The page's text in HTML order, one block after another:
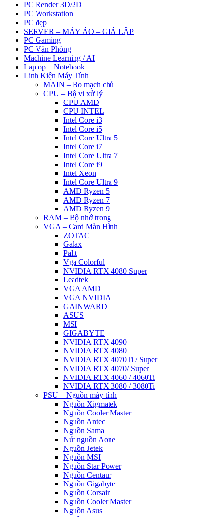
PC Render 3D/2D
PC Workstation
PC đẹp
SERVER – MÁY ẢO – GIẢ LẬP
PC Gaming
PC Văn Phòng
Machine Learning / AI
Laptop – Notebook
Linh Kiện Máy Tính
MAIN – Bo mạch chủ
CPU – Bộ vi xử lý
CPU AMD
CPU INTEL
Intel Core i3
Intel Core i5
Intel Core Ultra 5
Intel Core i7
Intel Core Ultra 7
Intel Core i9
Intel Xeon
Intel Core Ultra 9
AMD Ryzen 5
AMD Ryzen 7
AMD Ryzen 9
RAM – Bộ nhớ trong
VGA – Card Màn Hình
ZOTAC
Galax
Palit
Vga Colorful
NVIDIA RTX 4080 Super
Leadtek
VGA AMD
VGA NVIDIA
GAINWARD
ASUS
MSI
GIGABYTE
NVIDIA RTX 4090
NVIDIA RTX 4080
NVIDIA RTX 4070Ti / Super
NVIDIA RTX 4070/ Super
NVIDIA RTX 4060 / 4060Ti
NVIDIA RTX 3080 / 3080Ti
PSU – Nguồn máy tính
Nguồn Xigmatek
Nguồn Cooler Master
Nguồn Antec
Nguồn Sama
Nút nguồn Aone
Nguồn Jetek
Nguồn MSI
Nguồn Star Power
Nguồn Centaur
Nguồn Gigabyte
Nguồn Corsair
Nguồn Cooler Master
Nguồn Asus